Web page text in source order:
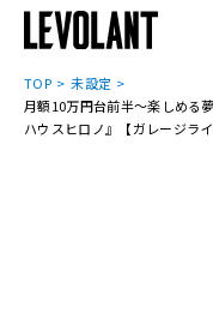
TOP
未設定
月額10万円台前半～楽しめる
ハウスヒロノ』【ガレージライ